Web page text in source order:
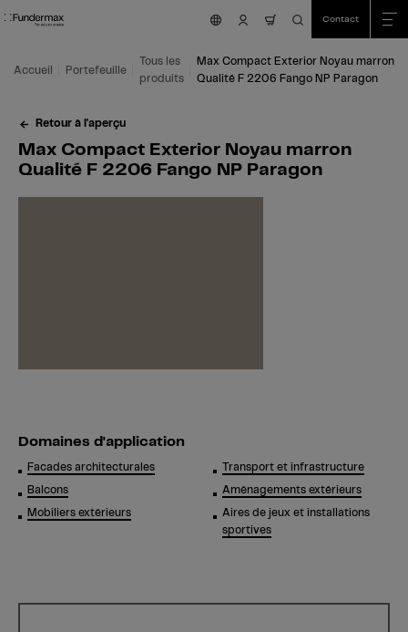
Aller au contenu principal
Aller au sommaire
Aller au menu principal
nav.cart.item.count
Contact
Accueil Portefeuille
Tous les
produits
Max Compact Exterior Noyau marron
Qualité F 2206 Fango NP Paragon
Retour à l'aperçu
Max Compact Exterior Noyau marron
Qualité F 2206 Fango NP Paragon
Domaines d'application
Facades architecturales
Balcons
Mobiliers extérieurs
Transport et infrastructure
Aménagements extérieurs
Aires de jeux et installations
sportives